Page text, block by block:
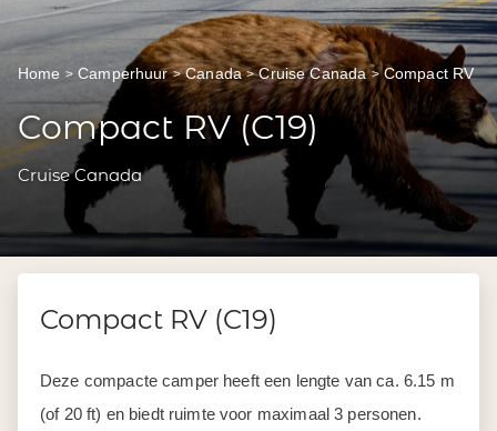
Home Camperhuur Canada Cruise Canada Compact RV
Compact RV (C19)
Cruise Canada
Compact RV (C19)
Deze compacte camper heeft een lengte van ca. 6.15 m
(of 20 ft) en biedt ruimte voor maximaal 3 personen.